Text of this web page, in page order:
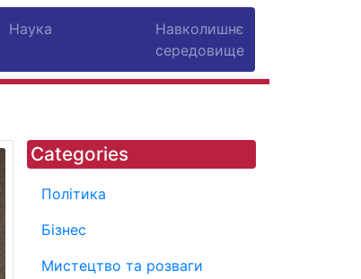
Наука
Навколишнє
середовище
Categories
Політика
Бізнес
Мистецтво та розваги